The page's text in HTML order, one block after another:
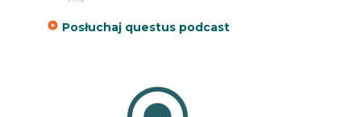
Posłuchaj questus podcast